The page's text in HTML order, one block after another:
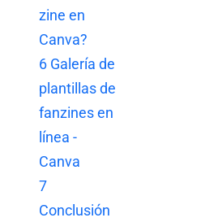
zine en
Canva?
6 Galería de
plantillas de
fanzines en
línea -
Canva
7
Conclusión